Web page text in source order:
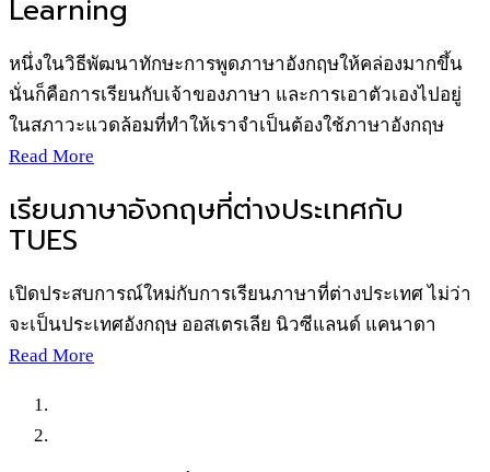
Learning
หนึ่งในวิธีพัฒนาทักษะการพูดภาษาอังกฤษให้คล่องมากขึ้น
นั่นก็คือการเรียนกับเจ้าของภาษา และการเอาตัวเองไปอยู่
ในสภาวะแวดล้อมที่ทำให้เราจำเป็นต้องใช้ภาษาอังกฤษ
Read More
เรียนภาษาอังกฤษที่ต่างประเทศกับ
TUES
เปิดประสบการณ์ใหม่กับการเรียนภาษาที่ต่างประเทศ ไม่ว่า
จะเป็นประเทศอังกฤษ ออสเตรเลีย นิวซีแลนด์ แคนาดา
Read More